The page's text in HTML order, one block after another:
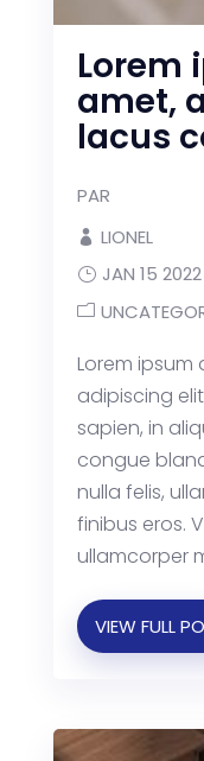
Lorem
amet,
lacus
PAR
LIONEL
JAN 15 2022
Lorem
adipiscing
sapien, in
congue
nulla felis,
finibus eros.
ullamcorper
VIEW FULL